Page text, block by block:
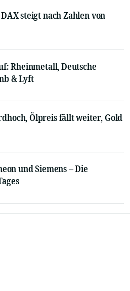
steigt nach Zahlen von
Rheinmetall, Deutsche
& Lyft
Ölpreis fällt weiter, Gold
und Siemens – Die